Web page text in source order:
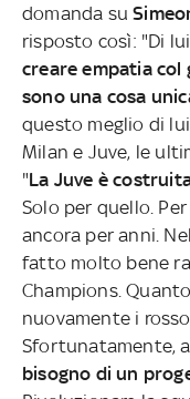
domanda su
risposto così: "Di
creare empatia col
sono una cosa
questo meglio di
Milan e Juve, le
"La Juve è
Solo per quello.
ancora per anni.
fatto molto bene
Champions.
nuovamente i
Sfortunatamente,
bisogno di un